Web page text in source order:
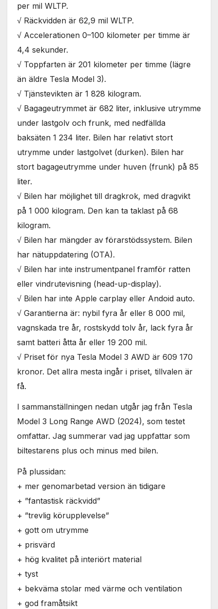
per mil WLTP.
√ Räckvidden är 62,9 mil WLTP.
√ Accelerationen 0–100 kilometer per timme är
4,4 sekunder.
√ Toppfarten är 201 kilometer per timme (lägre
än äldre Tesla Model 3).
√ Tjänstevikten är 1 828 kilogram.
√ Bagageutrymmet är 682 liter, inklusive utrymme
under lastgolv och frunk, med nedfällda
baksäten 1 234 liter. Bilen har relativt stort
utrymme under lastgolvet (durken). Bilen har
stort bagageutrymme under huven (frunk) på 85
liter.
√ Bilen har möjlighet till dragkrok, med dragvikt
på 1 000 kilogram. Den kan ta taklast på 68
kilogram.
√ Bilen har mängder av förarstödssystem. Bilen
har nätuppdatering (OTA).
√ Bilen har inte instrumentpanel framför ratten
eller vindrutevisning (head-up-display).
√ Bilen har inte Apple carplay eller Andoid auto.
√ Garantierna är: nybil fyra år eller 8 000 mil,
vagnskada tre år, rostskydd tolv år, lack fyra år
samt batteri åtta år eller 19 200 mil.
√ Priset för nya Tesla Model 3 AWD är 609 170
kronor. Det allra mesta ingår i priset, tillvalen är
få.
I sammanställningen nedan utgår jag från Tesla
Model 3 Long Range AWD (2024), som testet
omfattar. Jag summerar vad jag uppfattar som
biltestarens plus och minus med bilen.
På plussidan:
+ mer genomarbetad version än tidigare
+ ”fantastisk räckvidd”
+ ”trevlig körupplevelse”
+ gott om utrymme
+ prisvärd
+ hög kvalitet på interiört material
+ tyst
+ bekväma stolar med värme och ventilation
+ god framåtsikt